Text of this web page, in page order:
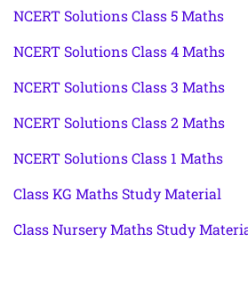
NCERT Solutions Class 5 Maths
NCERT Solutions Class 4 Maths
NCERT Solutions Class 3 Maths
NCERT Solutions Class 2 Maths
NCERT Solutions Class 1 Maths
Class KG Maths Study Material
Class Nursery Maths Study